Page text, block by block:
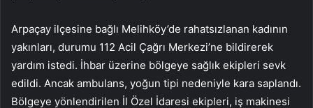
Arpaçay ilçesine bağlı Melihköy’de rahatsızlanan kadının
yakınları, durumu 112 Acil Çağrı Merkezi’ne bildirerek
yardım istedi. İhbar üzerine bölgeye sağlık ekipleri sevk
edildi. Ancak ambulans, yoğun tipi nedeniyle kara saplandı.
Bölgeye yönlendirilen İl Özel İdaresi ekipleri, iş makinesi